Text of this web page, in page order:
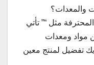
والمعدات؟
مثل “” تأتي
مواد ومعدات
تفضيل لمنتج معين